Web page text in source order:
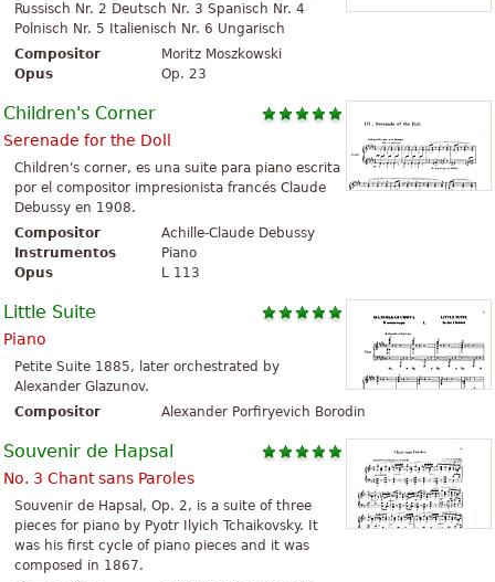
Russisch Nr. 2 Deutsch Nr. 3 Spanisch Nr. 4
Polnisch Nr. 5 Italienisch Nr. 6 Ungarisch
Compositor
Moritz Moszkowski
Opus
Op. 23
Children's Corner
Serenade for the Doll
Children's corner, es una suite para piano escrita
por el compositor impresionista francés Claude
Debussy en 1908.
Compositor
Achille-Claude Debussy
Instrumentos
Piano
Opus
L 113
Little Suite
Piano
Petite Suite 1885, later orchestrated by
Alexander Glazunov.
Compositor
Alexander Porfiryevich Borodin
Souvenir de Hapsal
No. 3 Chant sans Paroles
Souvenir de Hapsal, Op. 2, is a suite of three
pieces for piano by Pyotr Ilyich Tchaikovsky. It
was his first cycle of piano pieces and it was
composed in 1867.